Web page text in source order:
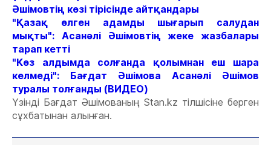
Әшімовтің көзі тірісінде айтқандары
"Қазақ өлген адамды шығарып салудан
мықты": Асанәлі Әшімовтің жеке жазбалары
тарап кетті
"Көз алдымда солғанда қолымнан еш шара
келмеді": Бағдат Әшімова Асанәлі Әшімов
туралы толғанды (ВИДЕО)
Үзінді Бағдат Әшімованың Stan.kz тілшісіне берген
сұхбатынан алынған.